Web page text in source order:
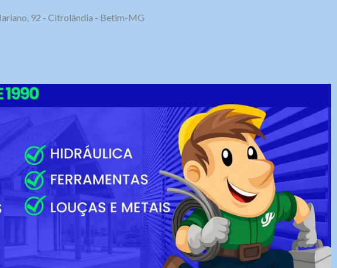
92 - Citrolândia - Betim-MG